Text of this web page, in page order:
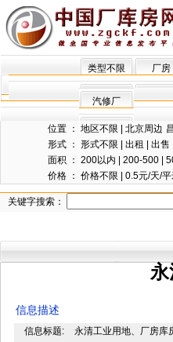
类型不限
厂房
汽修厂
位置 ： 地区不限 北京周边
形式 ： 形式不限 出租 出售
面积 ： 200以内 200-500
价格 ： 价格不限 0.5元/天/
关键字搜索：
信息描述
信息标题:
永清工业用地、厂房库